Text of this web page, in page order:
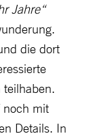
Jahre“
die dort
teilhaben.
noch mit
Details. In